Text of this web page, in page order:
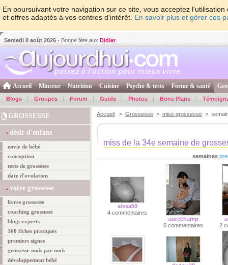
En poursuivant votre navigation sur ce site, vous acceptez
et offres adaptés à vos centres d'intérêt. En savoir plus et gérer ces
Samedi 8 août 2026 - Bonne fête aux Didier
Accueil Minceur Nutrition Cuisine Psycho & tests Forme & santé
Blogs Groupes Forum Guide Photos Bons Plans
GROSSESSE
désir d'enfant
envie de bébé
conception
tests de grossesse
date d'ovulation
votre grossesse
livres grossesse
coaching grossesse
blogs experts
160 fiches pratiques
premiers signes
grossesse mois par mois
développement bébé
Accueil > Grossesse > miss grossesse >
miss de la 34e semaine de
semaines
aissa50
4 commentaires
aurechamp
6 commentaires
2